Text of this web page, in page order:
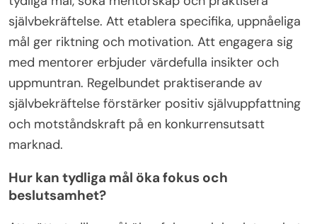
kreativitet, problemlösning och resursdelning bland
kvinnliga entreprenörer. Denna synergi kan leda till
innovativa lösningar och ökad konkurrenskraft på
marknaden. Att etablera starka partnerskap kan
förstärka individuella insatser och skapa ett
stödjande nätverk som driver kollektiv tillväxt.
Vilka praktiska steg kan tas för